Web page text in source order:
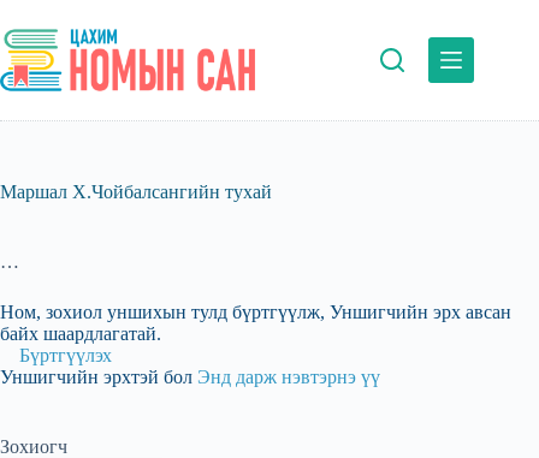
to
content
Маршал Х.Чойбалсангийн тухай
…
Ном, зохиол уншихын тулд бүртгүүлж, Уншигчийн эрх авсан
байх шаардлагатай.
Бүртгүүлэх
Уншигчийн эрхтэй бол Энд дарж нэвтэрнэ үү
Зохиогч